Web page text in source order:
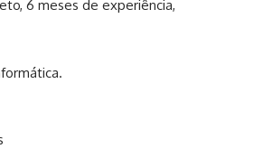
6 meses de experiência,